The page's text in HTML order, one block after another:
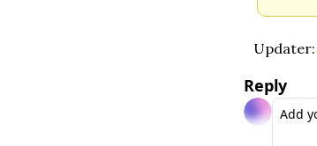
Updater:
Reply